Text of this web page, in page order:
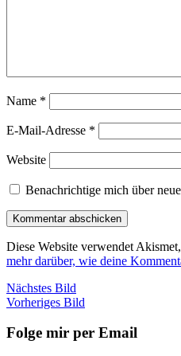
Name *
E-Mail-Adresse *
Website
Benachrichtige mich über
Diese Website verwendet
mehr darüber, wie deine
Nächstes Bild
Vorheriges Bild
Folge mir per Email